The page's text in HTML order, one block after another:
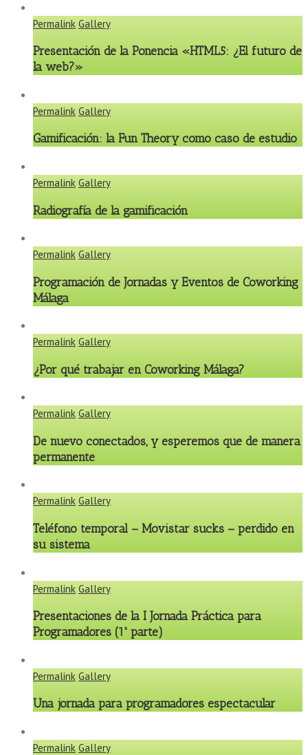
Permalink Gallery
Presentación de la Ponencia «HTML5: ¿El futuro de
la web?»
Permalink Gallery
Gamificación: la Fun Theory como caso de estudio
Permalink Gallery
Radiografía de la gamificación
Permalink Gallery
Programación de Jornadas y Eventos de Coworking
Málaga
Permalink Gallery
¿Por qué trabajar en Coworking Málaga?
Permalink Gallery
De nuevo conectados, y esperemos que de manera
permanente
Permalink Gallery
Teléfono temporal – Movistar sucks – perdido en
su sistema
Permalink Gallery
Presentaciones de la I Jornada Práctica para
Programadores (1ª parte)
Permalink Gallery
Una jornada para programadores espectacular
Permalink Gallery